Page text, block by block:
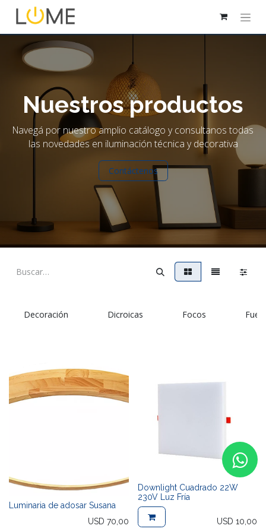
Nuestros productos
Navegá por nuestro amplio catálogo y consultanos todas
las novedades en iluminación técnica y decorativa
Contáctenos
Decoración Dicroicas Focos
Luminaria de adosar Susana
USD 70,00
Downlight Cuadrado 22W
230V Luz Fría
USD 10,00